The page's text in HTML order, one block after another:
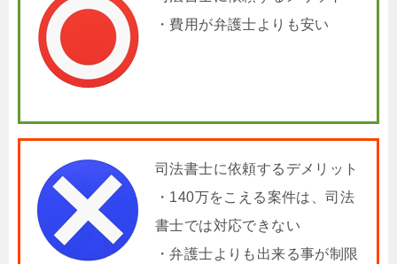
・費用が弁護士よりも安い
司法書士に依頼するデメリット
・140万をこえる案件は、司法
書士では対応できない
・弁護士よりも出来る事が制限